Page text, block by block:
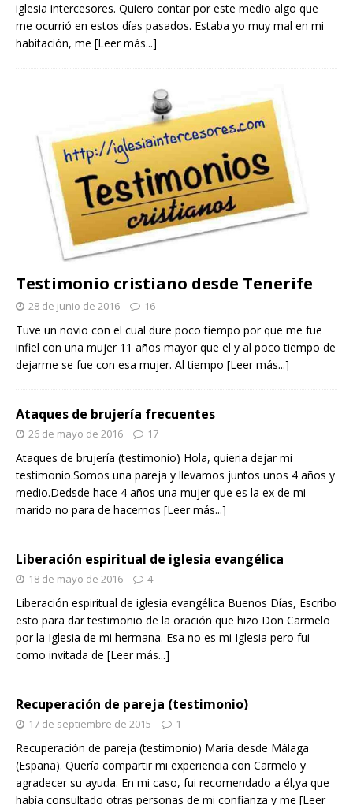
iglesia intercesores. Quiero contar por este medio algo que
me ocurrió en estos días pasados. Estaba yo muy mal en mi
habitación, me [Leer más...]
Testimonio cristiano desde Tenerife
28 de junio de 2016 16
Tuve un novio con el cual dure poco tiempo por que me fue
infiel con una mujer 11 años mayor que el y al poco tiempo de
dejarme se fue con esa mujer. Al tiempo [Leer más...]
Ataques de brujería frecuentes
26 de mayo de 2016 17
Ataques de brujería (testimonio) Hola, quieria dejar mi
testimonio.Somos una pareja y llevamos juntos unos 4 años y
medio.Dedsde hace 4 años una mujer que es la ex de mi
marido no para de hacernos [Leer más...]
Liberación espiritual de iglesia evangélica
18 de mayo de 2016 4
Liberación espiritual de iglesia evangélica Buenos Días, Escribo
esto para dar testimonio de la oración que hizo Don Carmelo
por la Iglesia de mi hermana. Esa no es mi Iglesia pero fui
como invitada de [Leer más...]
Recuperación de pareja (testimonio)
17 de septiembre de 2015 1
Recuperación de pareja (testimonio) María desde Málaga
(España). Quería compartir mi experiencia con Carmelo y
agradecer su ayuda. En mi caso, fui recomendado a él,ya que
había consultado otras personas de mi confianza y me [Leer